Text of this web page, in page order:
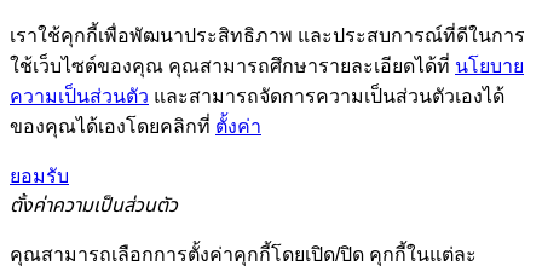
เราใช้คุกกี้เพื่อพัฒนาประสิทธิภาพ และประสบการณ์ที่ดีในการ
ใช้เว็บไซต์ของคุณ คุณสามารถศึกษารายละเอียดได้ที่ นโยบาย
ความเป็นส่วนตัว และสามารถจัดการความเป็นส่วนตัวเองได้
ของคุณได้เองโดยคลิกที่ ตั้งค่า
ยอมรับ
ตั้งค่าความเป็นส่วนตัว
คุณสามารถเลือกการตั้งค่าคุกกี้โดยเปิด/ปิด คุกกี้ในแต่ละ